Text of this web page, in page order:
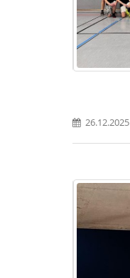
26.12.2025